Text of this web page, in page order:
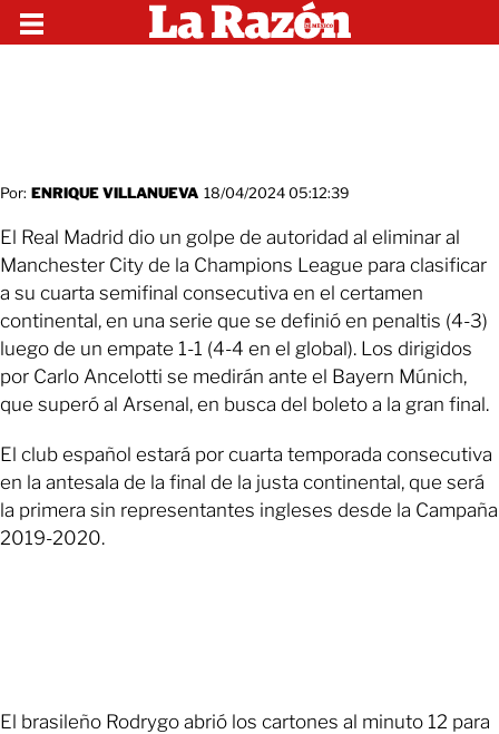
Por: ENRIQUE VILLANUEVA 18/04/2024 05:12:39
El Real Madrid dio un golpe de autoridad al eliminar al
Manchester City de la Champions League para clasificar
a su cuarta semifinal consecutiva en el certamen
continental, en una serie que se definió en penaltis (4-3)
luego de un empate 1-1 (4-4 en el global). Los dirigidos
por Carlo Ancelotti se medirán ante el Bayern Múnich,
que superó al Arsenal, en busca del boleto a la gran final.
El club español estará por cuarta temporada consecutiva
en la antesala de la final de la justa continental, que será
la primera sin representantes ingleses desde la Campaña
2019-2020.
El brasileño Rodrygo abrió los cartones al minuto 12 para